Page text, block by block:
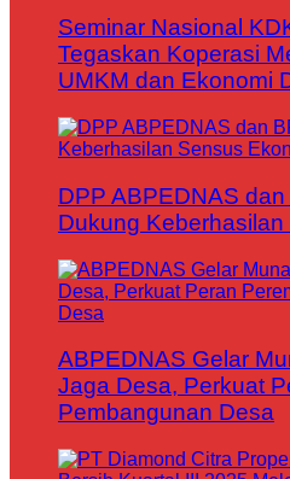
Seminar Nasional
Tegaskan Koperasi
UMKM dan Ekonomi
DPP ABPEDNAS
Dukung
ABPEDNAS Gelar
Jaga Desa, Perkuat
Pembangunan Desa